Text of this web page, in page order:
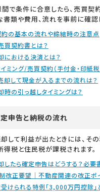
で条件に合意したら、売買契
類や費用、流れを事前に確認
の基本の流れや締結時の注意点
買契約書とは？
における決済とは？
ミング/売買契約（手付金・印紙税
却して現金が入るまでの流れは？
時の引っ越しタイミングは？
申告と納税の流れ
して利益が出たときには、そ
得税と住民税が課税されます。
したら確定申告はどうする？必
改正要望｜不動産関連の改正ポ
けられる特例「3,000万円控除」